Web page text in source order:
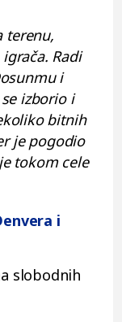
terenu,
Radi
i
izborio i
bitnih
je pogodio
tokom cele
i
slobodnih